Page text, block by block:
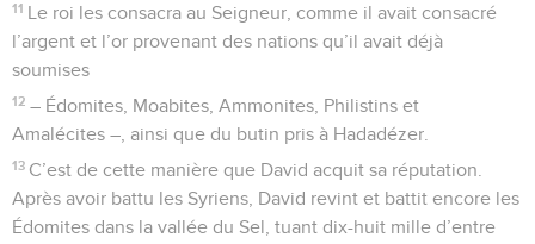
11 Le roi les consacra au Seigneur, comme il avait consacré
l’argent et l’or provenant des nations qu’il avait déjà
soumises
12 – Édomites, Moabites, Ammonites, Philistins et
Amalécites –, ainsi que du butin pris à Hadadézer.
13 C’est de cette manière que David acquit sa réputation.
Après avoir battu les Syriens, David revint et battit encore les
Édomites dans la vallée du Sel, tuant dix-huit mille d’entre